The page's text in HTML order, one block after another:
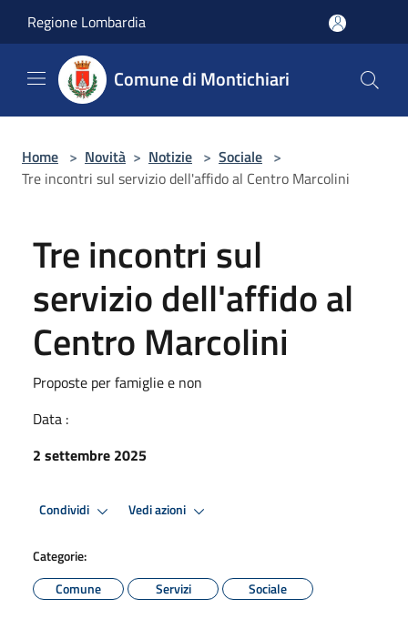
Regione Lombardia
Comune di Montichiari
Home > Novità > Notizie > Sociale >
Tre incontri sul servizio dell'affido al Centro Marcolini
Tre incontri sul
servizio dell'affido al
Centro Marcolini
Proposte per famiglie e non
Data :
2 settembre 2025
Condividi Vedi azioni
Categorie:
Comune
Servizi Sociale